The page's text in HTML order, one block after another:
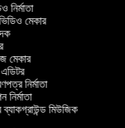
নির্মাতা
মেকার
মেকার
এডিটর
নির্মাতা
নির্মাতা
ব্যাকগ্রাউন্ড মিউজিক